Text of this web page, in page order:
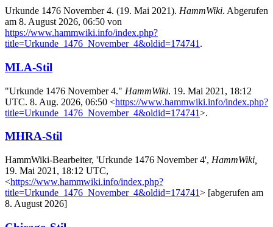
Urkunde 1476 November 4. (19. Mai 2021). HammWiki. Abgerufen
am 8. August 2026, 06:50 von
https://www.hammwiki.info/index.php?
title=Urkunde_1476_November_4&oldid=174741 .
MLA-Stil
"Urkunde 1476 November 4." HammWiki. 19. Mai 2021, 18:12
UTC. 8. Aug. 2026, 06:50 <https://www.hammwiki.info/index.php?
title=Urkunde_1476_November_4&oldid=174741>.
MHRA-Stil
HammWiki-Bearbeiter, 'Urkunde 1476 November 4', HammWiki,
19. Mai 2021, 18:12 UTC,
<https://www.hammwiki.info/index.php?
title=Urkunde_1476_November_4&oldid=174741> [abgerufen am
8. August 2026]